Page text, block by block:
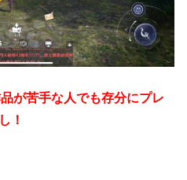
が苦手な人でも存分にプレ
！